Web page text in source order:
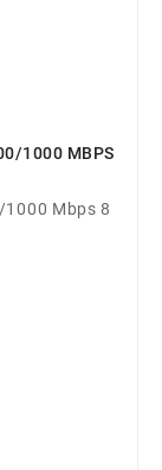
1000 MBPS
Mbps 8